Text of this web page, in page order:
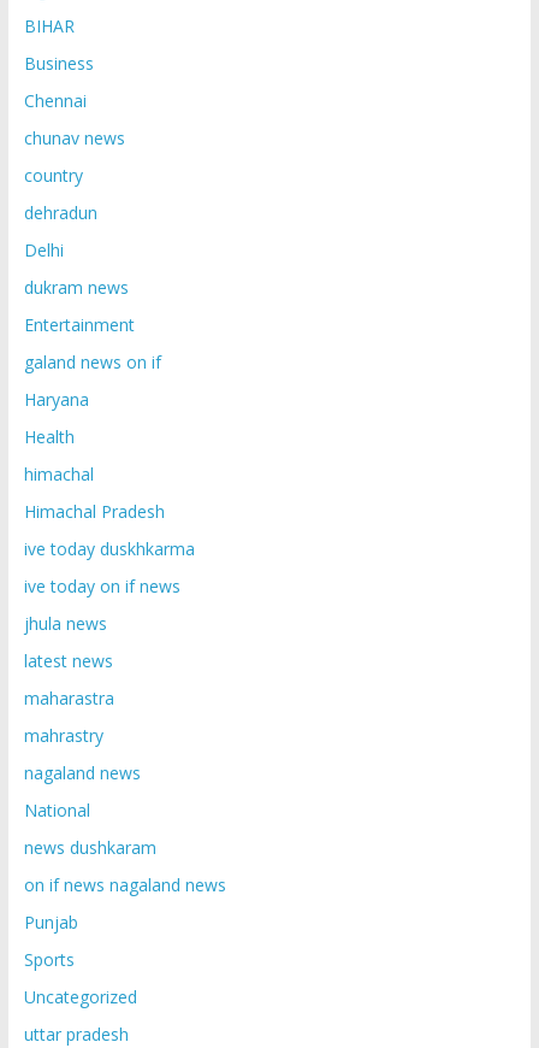
BIHAR
Business
Chennai
chunav news
country
dehradun
Delhi
dukram news
Entertainment
galand news on if
Haryana
Health
himachal
Himachal Pradesh
ive today duskhkarma
ive today on if news
jhula news
latest news
maharastra
mahrastry
nagaland news
National
news dushkaram
on if news nagaland news
Punjab
Sports
Uncategorized
uttar pradesh